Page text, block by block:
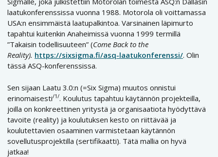
laatukonferenssissa vuonna 1988. Motorola oli voittamassa
USA:n ensimmäistä laatupalkintoa. Varsinainen läpimurto
tapahtui kuitenkin Anaheimissä vuonna 1999 termillä
”Takaisin todellisuuteen” (Come Back to the
Reality). https://sixsigma.fi/asq-laatukonferenssi/. Olin
tässä ASQ-konferenssissa.
Sen sijaan Laatu 3.0:n (=Six Sigma) muutos onnistui
erinomaisesti/1/. Koulutus tapahtuu käytännön projekteilla,
joilla on konkreettinen yritystä ja organisaatiota hyödyttävä
tavoite (reality) ja koulutuksen kesto on riittävää ja
koulutettavien osaaminen varmistetaan käytännön
sovellutusprojektilla (sertifikaatti). Tätä mallia on hyvä
jatkaa!